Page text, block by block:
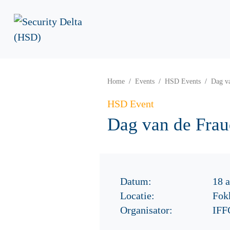
Home Events HSD Events Dag
HSD Event
Dag van de
Datum:
18
Locatie:
Organisator: